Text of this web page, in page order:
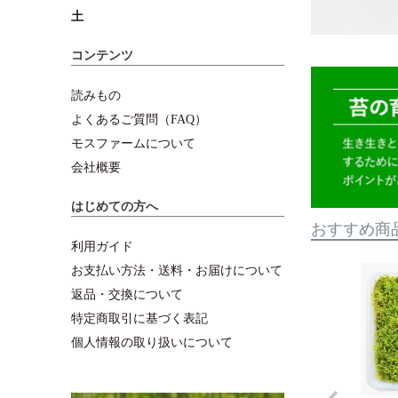
土
コンテンツ
読みもの
よくあるご質問（FAQ）
モスファームについて
会社概要
はじめての方へ
利用ガイド
お支払い方法・送料・お届けについて
返品・交換について
特定商取引に基づく表記
個人情報の取り扱いについて
おすすめ商